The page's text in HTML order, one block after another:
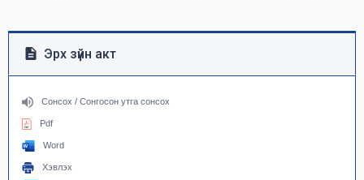
Эрх зүйн акт
Сонсох / Сонгосон утга сонсох
Pdf
Word
Хэвлэх